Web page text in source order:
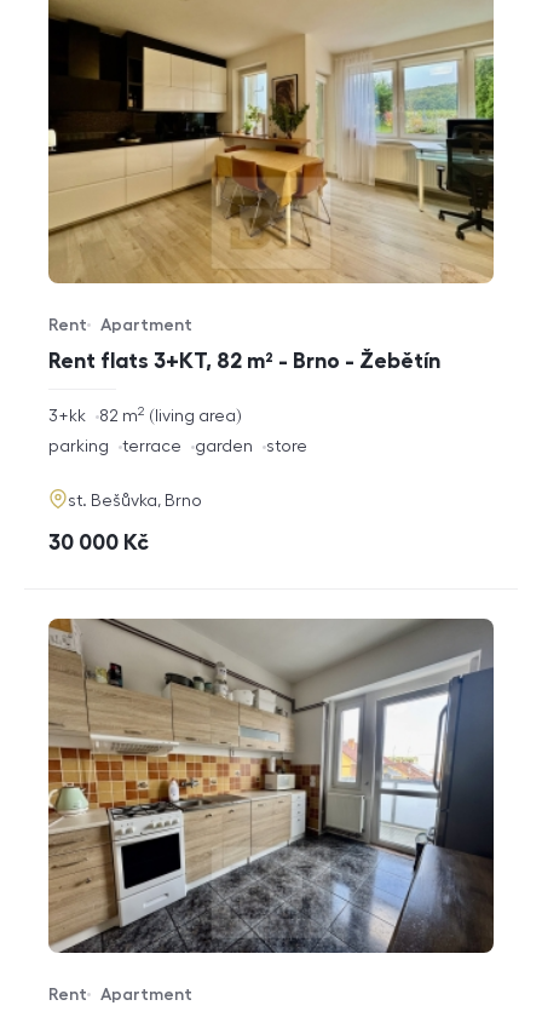
Rent flats 3+KT, 82 m² - Brno - Žebětín
Offer type
Rent
Property type
Apartment
rozměry
disposition
3+kk living area
82 m2
funkce
parking terrace garden store
adresa
st. Bešůvka, Brno
cena
30 000 Kč
Offer type
Rent
Property type
Apartment